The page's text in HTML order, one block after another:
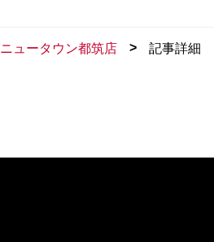
ニュータウン都筑店 > 記事詳細